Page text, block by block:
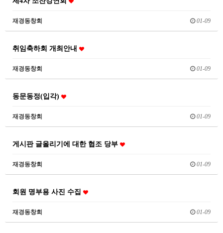
재경동창회 01-09
취임축하회 개최안내
재경동창회 01-09
동문동정(입각)
재경동창회 01-09
게시판 글올리기에 대한 협조 당부
재경동창회 01-09
회원 명부용 사진 수집
재경동창회 01-09